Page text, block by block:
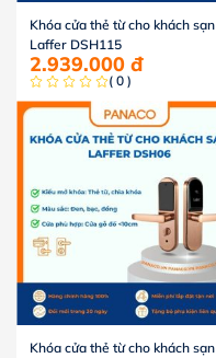
Khóa cửa thẻ từ cho khách sạn
Laffer DSH115
2.939.000 đ
( 0 )
Khóa cửa thẻ từ cho khách sạn